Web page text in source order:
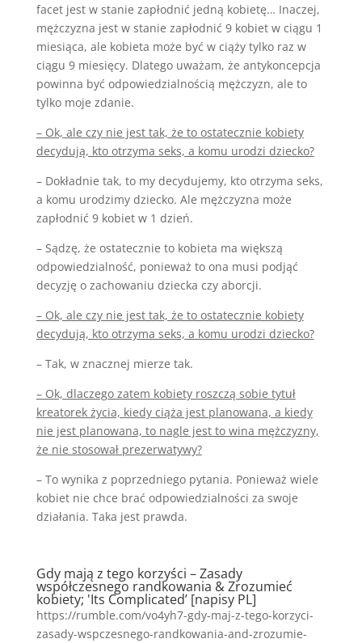
facet jest w stanie zapłodnić jedną kobietę… Inaczej,
mężczyzna jest w stanie zapłodnić 9 kobiet w ciągu 1
miesiąca, ale kobieta może być w ciąży tylko raz w
ciągu 9 miesięcy. Dlatego uważam, że antykoncepcja
powinna być odpowiedzialnością mężczyzn, ale to
tylko moje zdanie.
– Ok, ale czy nie jest tak, że to ostatecznie kobiety
decydują, kto otrzyma seks, a komu urodzi dziecko?
– Dokładnie tak, to my decydujemy, kto otrzyma seks,
a komu urodzimy dziecko. Ale mężczyzna może
zapłodnić 9 kobiet w 1 dzień.
– Sądzę, że ostatecznie to kobieta ma większą
odpowiedzialność, ponieważ to ona musi podjąć
decyzję o zachowaniu dziecka czy aborcji.
– Ok, ale czy nie jest tak, że to ostatecznie kobiety
decydują, kto otrzyma seks, a komu urodzi dziecko?
– Tak, w znacznej mierze tak.
– Ok, dlaczego zatem kobiety roszczą sobie tytuł
kreatorek życia, kiedy ciąża jest planowana, a kiedy
nie jest planowana, to nagle jest to wina mężczyzny,
że nie stosował prezerwatywy?
– To wynika z poprzedniego pytania. Ponieważ wiele
kobiet nie chce brać odpowiedzialności za swoje
działania. Taka jest prawda.
Gdy mają z tego korzyści – Zasady
współczesnego randkowania & Zrozumieć
kobiety; 'Its Complicated’ [napisy PL]
https://rumble.com/vo4yh7-gdy-maj-z-tego-korzyci-
zasady-wspczesnego-randkowania-and-zrozumie-